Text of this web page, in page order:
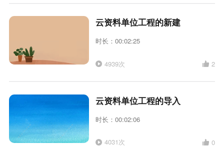
云资料单位工程的新建
时长：00:02:25
4939次 2
云资料单位工程的导入
时长：00:02:06
4031次 0